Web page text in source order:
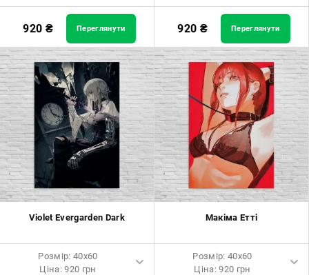
Розмір: 60x40 Ціна: 920 грн
Розмір: 90x60 Ціна: 1650 грн
Розмір: 120x80 Ціна: 2050 грн
920 ₴ Переглянути
Розмір: 60x40 Ціна: 920 грн
Розмір: 90x60 Ціна: 1650 грн
Розмір: 120x80 Ціна: 2050 грн
920 ₴ Переглянути
Violet Evergarden Dark
Розмір: 40x60
Ціна: 920 грн
Макіма Етті
Розмір: 40x60
Ціна: 920 грн